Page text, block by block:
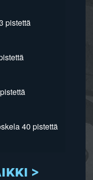
pistettä
40 pistettä
>